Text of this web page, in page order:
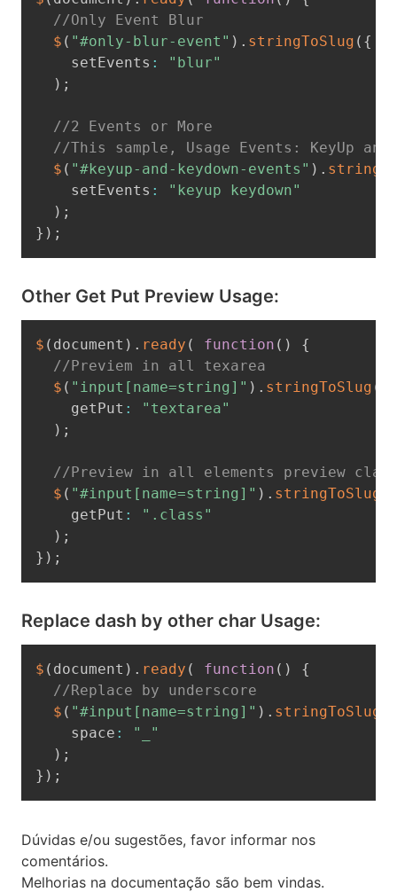
//Only Event Blur
$ ( "#only-blur-event" ) . stringToSlug ( {
    setEvents
:
"blur"
) ;
//2 Events or More
//This sample, Usage Events: KeyUp and
$ ( "#keyup-and-keydown-events" ) .
    setEvents
:
"keyup keydown"
) ;
} ) ;
Other Get Put Preview Usage:
$ ( document ) . ready ( function ( )
{
//Previem in all texarea
$ ( "input[name=string]" ) . stringToSlug (
    getPut
:
"textarea"
) ;
//Preview in all elements preview
$ ( "#input[name=string]" ) . stringToSlug
    getPut
:
".class"
) ;
} ) ;
Replace dash by other char Usage:
$ ( document ) . ready ( function ( )
{
//Replace by underscore
$ ( "#input[name=string]" ) . stringToSlug
    space
:
"_"
) ;
} ) ;
Dúvidas e/ou sugestões, favor informar nos
comentários.
Melhorias na documentação são bem vindas.